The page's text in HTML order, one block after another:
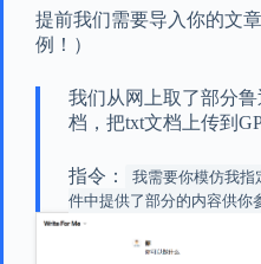
提前我们需要导入你的文
例！）
我们从网上取了部分
档，把txt文档上传到
指令：
我需要你模仿我指
件中提供了部分的内容供你